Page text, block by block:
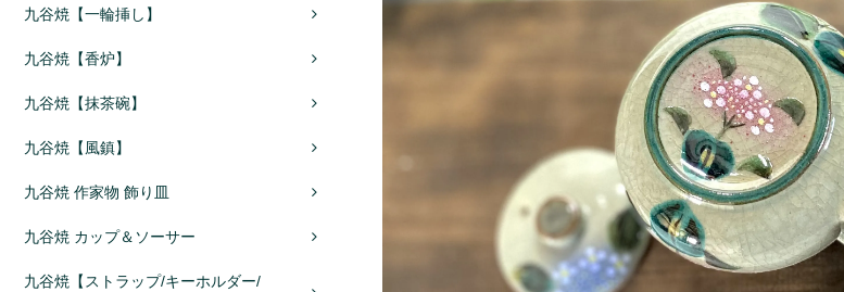
九谷焼【一輪挿し】
九谷焼【香炉】
九谷焼【抹茶碗】
九谷焼【風鎮】
九谷焼 作家物 飾り皿
九谷焼 カップ＆ソーサー
九谷焼【ストラップ/キーホルダー/